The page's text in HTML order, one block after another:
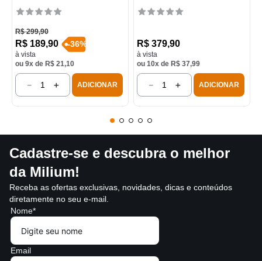
R$ 299,90
R$ 189,90
à vista
-36%
ou 9x de R$ 21,10
＋
－ ADICIONAR
R$ 379,90
à vista
ou 10x de R$ 37,99
＋
－ ADICIONAR
Cadastre-se e descubra o melhor
da Milium!
Receba as ofertas exclusivas, novidades, dicas e conteúdos
diretamente no seu e-mail.
Nome*
Email